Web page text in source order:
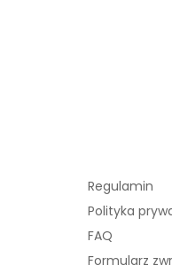
Regulamin
Polityka
FAQ
Formularz